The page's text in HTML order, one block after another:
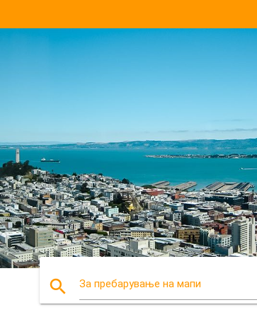
search За пребарување на мапи